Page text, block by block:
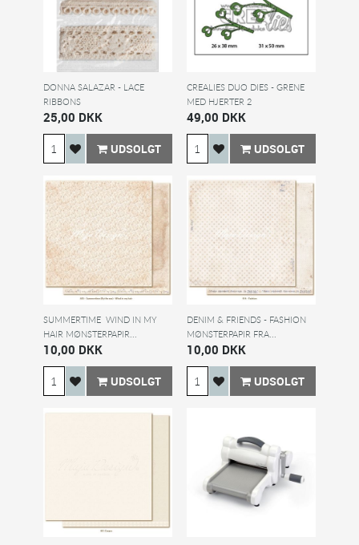
DONNA SALAZAR - LACE
RIBBONS
25,00 DKK
UDSOLGT
CREALIES DUO DIES - GRENE
MED HJERTER 2
49,00 DKK
UDSOLGT
SUMMERTIME  WIND IN MY
HAIR MØNSTERPAPIR...
10,00 DKK
UDSOLGT
DENIM & FRIENDS - FASHION
MØNSTERPAPIR FRA...
10,00 DKK
UDSOLGT